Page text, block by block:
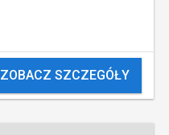
ZOBACZ SZCZEGÓŁY